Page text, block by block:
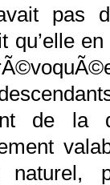
pas
qu’elle
de la
naturel,